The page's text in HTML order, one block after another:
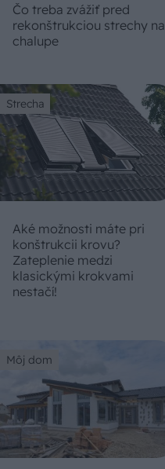
Čo treba zvážiť pred
rekonštrukciou strechy na
chalupe
Strecha
Aké možnosti máte pri
konštrukcii krovu?
Zateplenie medzi
klasickými krokvami
nestačí!
Môj dom